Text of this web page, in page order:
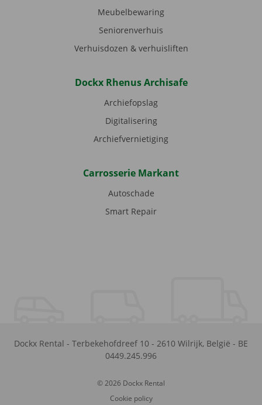
Meubelbewaring
Seniorenverhuis
Verhuisdozen & verhuisliften
Dockx Rhenus Archisafe
Archiefopslag
Digitalisering
Archiefvernietiging
Carrosserie Markant
Autoschade
Smart Repair
Dockx Rental - Terbekehofdreef 10 - 2610 Wilrijk, België - BE
0449.245.996
© 2026 Dockx Rental
Cookie policy